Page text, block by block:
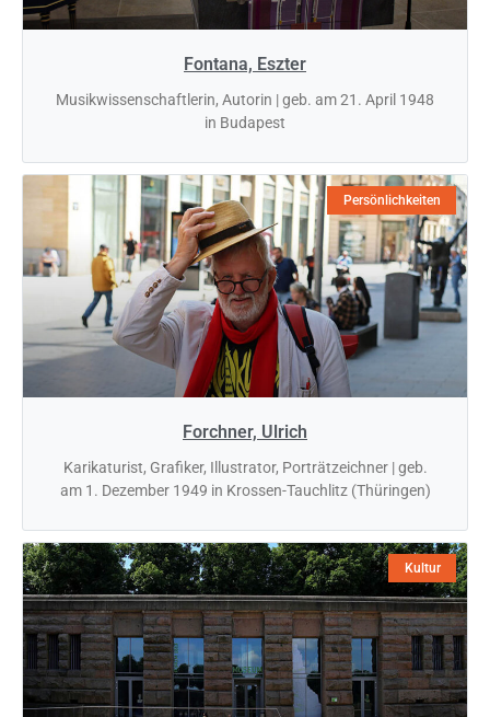
Fontana, Eszter
Musikwissenschaftlerin, Autorin | geb. am 21. April 1948
in Budapest
Persönlichkeiten
Forchner, Ulrich
Karikaturist, Grafiker, Illustrator, Porträtzeichner | geb.
am 1. Dezember 1949 in Krossen-Tauchlitz (Thüringen)
Kultur